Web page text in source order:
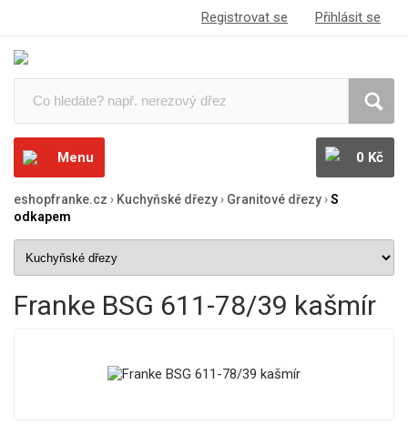
Registrovat se Přihlásit se
Menu 0 Kč
eshopfranke.cz › Kuchyňské dřezy› Granitové dřezy›S
odkapem
Franke BSG 611-78/39 kašmír